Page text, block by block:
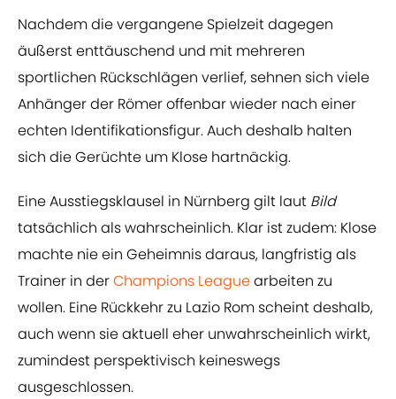
Nachdem die vergangene Spielzeit dagegen
äußerst enttäuschend und mit mehreren
sportlichen Rückschlägen verlief, sehnen sich viele
Anhänger der Römer offenbar wieder nach einer
echten Identifikationsfigur. Auch deshalb halten
sich die Gerüchte um Klose hartnäckig.
Eine Ausstiegsklausel in Nürnberg gilt laut Bild
tatsächlich als wahrscheinlich. Klar ist zudem: Klose
machte nie ein Geheimnis daraus, langfristig als
Trainer in derChampions Leaguearbeiten zu
wollen. Eine Rückkehr zu Lazio Rom scheint deshalb,
auch wenn sie aktuell eher unwahrscheinlich wirkt,
zumindest perspektivisch keineswegs
ausgeschlossen.